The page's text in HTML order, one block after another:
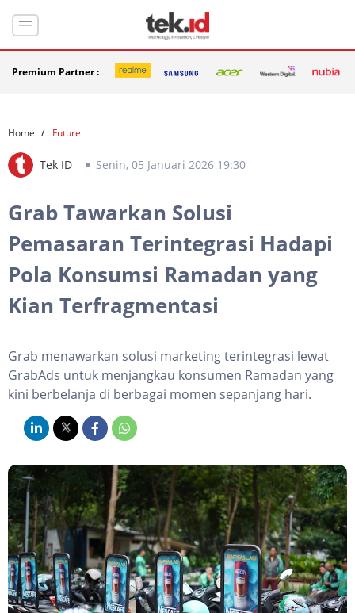
Premium Partner :
Home Future
Tek ID Senin, 05 Januari 2026 19:30
Grab Tawarkan Solusi
Pemasaran Terintegrasi Hadapi
Pola Konsumsi Ramadan yang
Kian Terfragmentasi
Grab menawarkan solusi marketing terintegrasi lewat
GrabAds untuk menjangkau konsumen Ramadan yang
kini berbelanja di berbagai momen sepanjang hari.